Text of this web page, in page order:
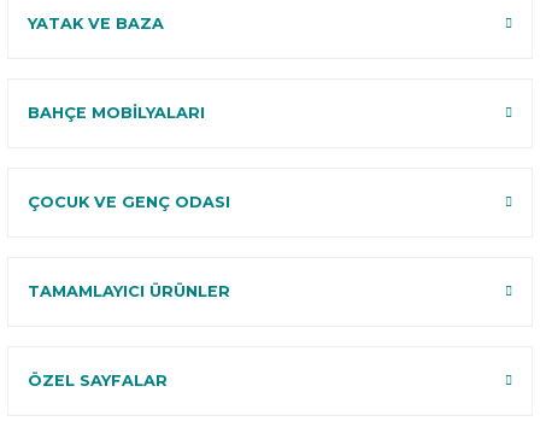
YATAK VE BAZA
BAHÇE MOBİLYALARI
ÇOCUK VE GENÇ ODASI
TAMAMLAYICI ÜRÜNLER
ÖZEL SAYFALAR